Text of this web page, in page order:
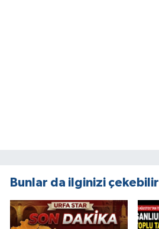
Bunlar da ilginizi çekebilir